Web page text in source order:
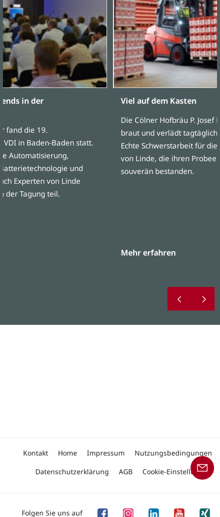
in der
fand die 19.
in Baden-Baden statt.
Automatisierung,
und
Experten von Linde
der Tagung teil.
Viel auf dem Kasten
Die Cölner Hofbräu P. Josef
braut und verlädt tagtäglich
Echte Schwerstarbeit für
von Linde, die ihren
souverän bestanden.
Mehr erfahren
Kontakt Home Impressum
Nutzungsbedingungen
Datenschutzerklärung
AGB Cookie-Einstellungen
Folgen Sie uns auf